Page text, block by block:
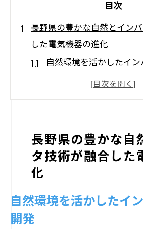
目次
長野県の豊かな自然とイン
した電気機器の進化
自然環境を活かしたイ
長野県の自然資源と再
エコフレンドリーな電気
自然環境と調和するイン
例
メリット
長野県の豊かな自
タ技術が融合した
化
自然環境を活かしたイ
開発